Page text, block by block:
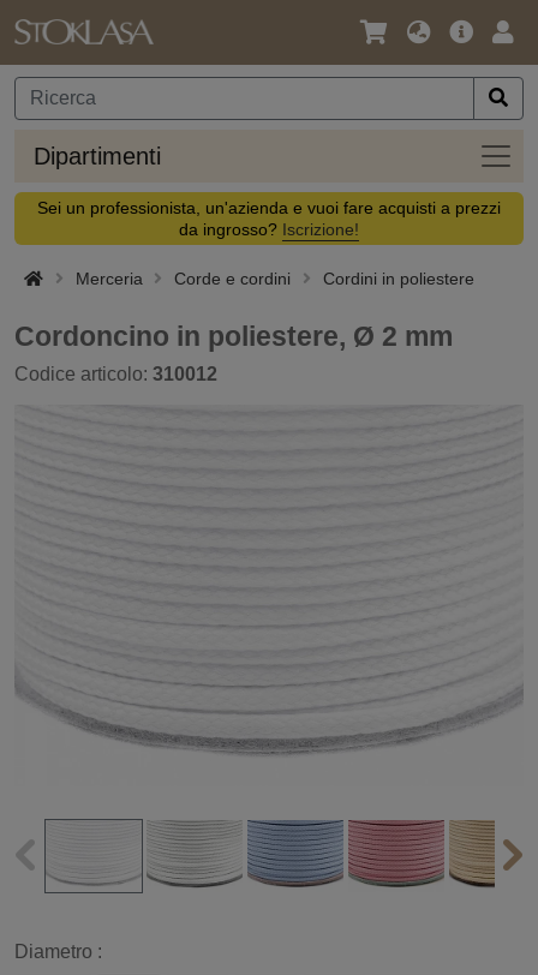
Lingua
Valuta
Offerta
Dipartimenti
Sei un professionista, un'azienda e vuoi fare acquisti a prezzi
da ingrosso? Iscrizione!
Merceria Corde e cordini Cordini in poliestere
Cordoncino in poliestere, Ø 2 mm
Codice articolo: 310012
Diametro :